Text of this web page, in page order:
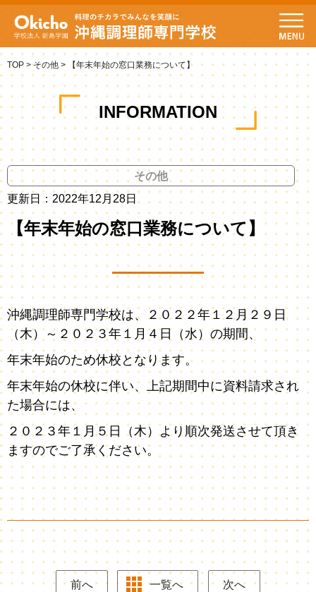
TOP >その他 > 【年末年始の窓口業務について】
INFORMATION
その他
更新日：2022年12月28日
【年末年始の窓口業務について】
沖縄調理師専門学校は、２０２２年１２月２９日
（木）～２０２３年１月４日（水）の期間、
年末年始のため休校となります。
年末年始の休校に伴い、上記期間中に資料請求され
た場合には、
２０２３年１月５日（木）より順次発送させて頂き
ますのでご了承ください。
前へ 一覧へ 次へ